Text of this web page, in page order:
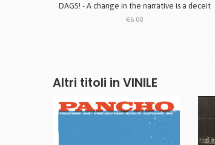
DAGS! - A change in the narrative is a deceit
€6.00
Altri titoli in VINILE